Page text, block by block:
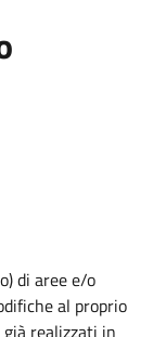
di aree e/o
al proprio
realizzati in